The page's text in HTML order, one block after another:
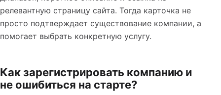
релевантную страницу сайта. Тогда карточка не
просто подтверждает существование компании, а
помогает выбрать конкретную услугу.
Как зарегистрировать компанию и
не ошибиться на старте?